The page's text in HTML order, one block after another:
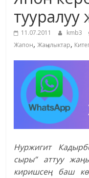
жана
адабияты
тууралуу
11.07.2011 kmb3
Жапон,Жаңылыктар,
Нуржигит
сыры” аттуу
киришсең баш